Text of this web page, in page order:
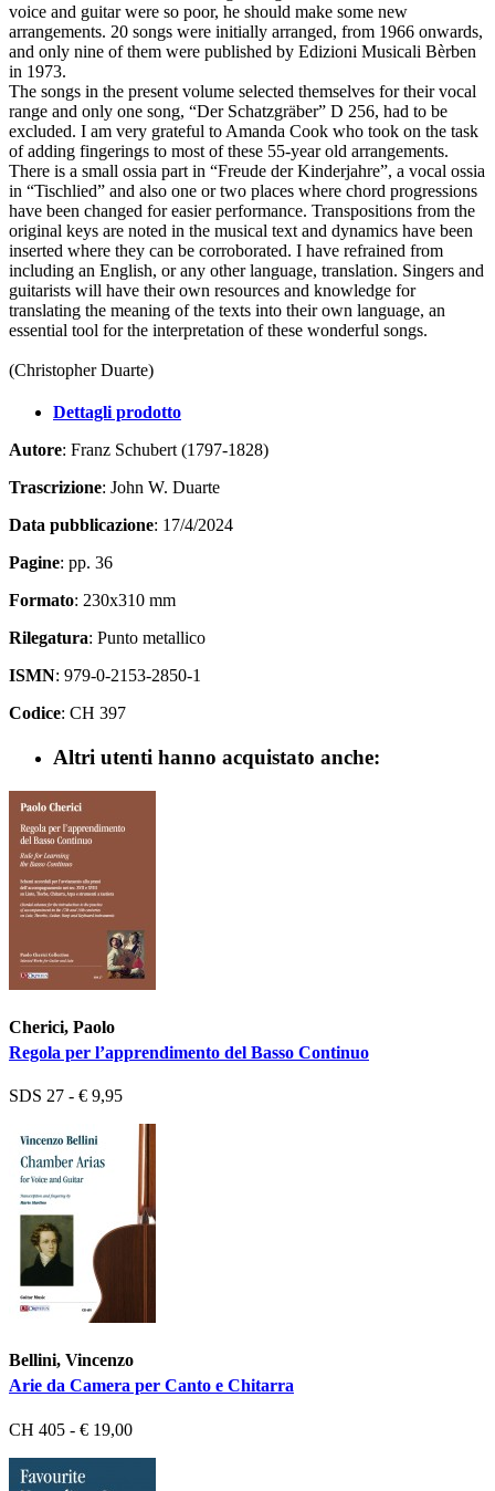
voice and guitar were so poor, he should make some new
arrangements. 20 songs were initially arranged, from 1966 onwards,
and only nine of them were published by Edizioni Musicali Bèrben
in 1973.
The songs in the present volume selected themselves for their vocal
range and only one song, “Der Schatzgräber” D 256, had to be
excluded. I am very grateful to Amanda Cook who took on the task
of adding fingerings to most of these 55-year old arrangements.
There is a small ossia part in “Freude der Kinderjahre”, a vocal ossia
in “Tischlied” and also one or two places where chord progressions
have been changed for easier performance. Transpositions from the
original keys are noted in the musical text and dynamics have been
inserted where they can be corroborated. I have refrained from
including an English, or any other language, translation. Singers and
guitarists will have their own resources and knowledge for
translating the meaning of the texts into their own language, an
essential tool for the interpretation of these wonderful songs.
(Christopher Duarte)
Dettagli prodotto
Autore: Franz Schubert (1797-1828)
Trascrizione: John W. Duarte
Data pubblicazione: 17/4/2024
Pagine: pp. 36
Formato: 230x310 mm
Rilegatura: Punto metallico
ISMN: 979-0-2153-2850-1
Codice: CH 397
Altri utenti hanno acquistato anche:
Cherici, Paolo
Regola per l’apprendimento del Basso Continuo
SDS 27 - € 9,95
Bellini, Vincenzo
Arie da Camera per Canto e Chitarra
CH 405 - € 19,00